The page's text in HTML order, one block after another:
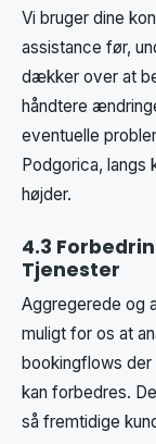
Vi bruger dine
assistance før,
dækker over at
håndtere
eventuelle
Podgorica, langs
højder.
4.3
Tjenester
Aggregerede og
muligt for os at
bookingflows
kan forbedres.
så fremtidige